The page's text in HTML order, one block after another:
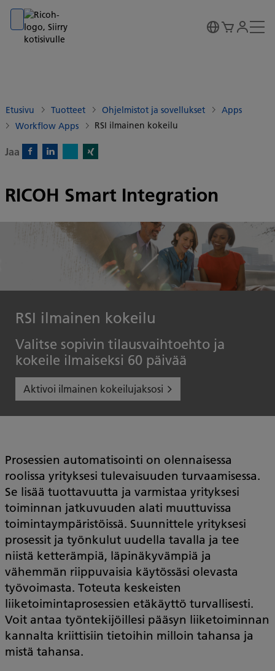
Go to banner
Go to content
Go to footer
Etusivu Tuotteet Ohjelmistot ja sovellukset
Apps
Workflow Apps
RSI ilmainen kokeilu
Jaa
RICOH Smart Integration
RSI ilmainen kokeilu
Valitse sopivin tilausvaihtoehto ja
kokeile ilmaiseksi 60 päivää
Aktivoi ilmainen kokeilujaksosi
Prosessien automatisointi on olennaisessa
roolissa yrityksesi tulevaisuuden turvaamisessa.
Se lisää tuottavuutta ja varmistaa yrityksesi
toiminnan jatkuvuuden alati muuttuvissa
toimintaympäristöissä. Suunnittele yrityksesi
prosessit ja työnkulut uudella tavalla ja tee
niistä ketterämpiä, läpinäkyvämpiä ja
vähemmän riippuvaisia käytössäsi olevasta
työvoimasta. Toteuta keskeisten
liiketoimintaprosessien etäkäyttö turvallisesti.
Voit antaa työntekijöillesi pääsyn liiketoiminnan
kannalta kriittisiin tietoihin milloin tahansa ja
mistä tahansa.